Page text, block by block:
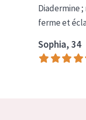
Diadermine
ferme et
Sophia, 34